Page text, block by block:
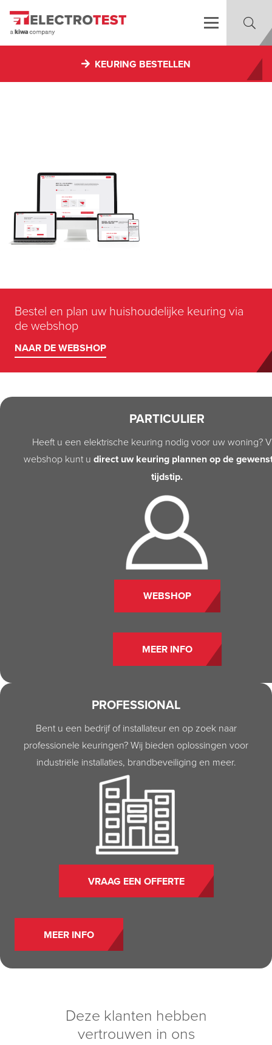
KEURING BESTELLEN
Bestel en plan uw huishoudelijke keuring via
de webshop
NAAR DE WEBSHOP
PARTICULIER
Heeft u een elektrische keuring nodig voor uw woning?
webshop kunt u direct uw keuring plannen op de
tijdstip.
WEBSHOP
MEER INFO
PROFESSIONAL
Bent u een bedrijf of installateur en op zoek naar
professionele keuringen? Wij bieden oplossingen voor
industriële installaties, brandbeveiliging en meer.
VRAAG EEN OFFERTE
MEER INFO
Deze klanten hebben
vertrouwen in ons